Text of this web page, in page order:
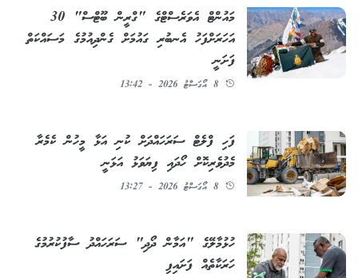
މައުންޓް އެވަރެސްޓްގެ "ގްރީން ބޫޓްސް" 30
އަހަރަށްފަހު އެނބުރި ގައުމަށް ގެންދިއުމުގެ މަސައްކަތް
ފަށަނީ
8 އޯގަސްޓު 2026 - 13:42
ފަހި ފްލެޓް ސަރަހައްދަށް ކުނި އަޅާ މީހުން ކެމެރާ
މެދުވެރިކޮށް ހޯދައި ފިޔަވަޅު އަޅަނީ
8 އޯގަސްޓު 2026 - 13:27
ހުޅުމާލޭގެ "އަމާން ދޯދި" ސަރަހައްދު ސާފުކުރުމުގެ
ހަރަކާތެއް ފަށައިފި